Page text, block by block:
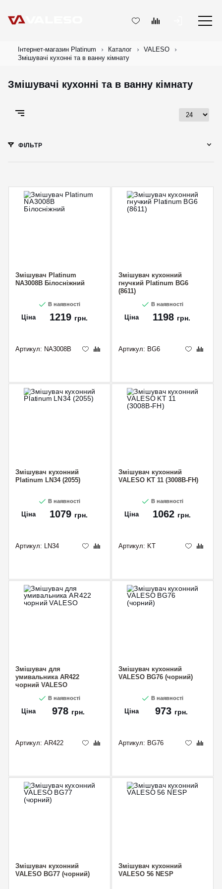
Інтернет-магазин Platinum Каталог
VALESO
Змішувачі кухонні та в ванну кімнату
Змішувачі кухонні та в ванну кімнату
ФІЛЬТР
Змішувач Platinum
NА3008B Білосніжний
В наявності
Ціна 1219 грн.
Артикул: NА3008B
Змішувач кухонний
гнучкий Platinum BG6
(8611)
В наявності
Ціна 1198 грн.
Артикул: BG6
Змішувач кухонний
Platinum LN34 (2055)
В наявності
Ціна 1079 грн.
Артикул: LN34
Змішувач кухонний
VALESO KT 11 (3008B-FH)
В наявності
Ціна 1062 грн.
Артикул: KT
Змішувач для
умивальника AR422
чорний VALESO
В наявності
Ціна 978 грн.
Артикул: AR422
Змішувач кухонний
VALESO BG76 (чорний)
В наявності
Ціна 973 грн.
Артикул: BG76
Змішувач кухонний
VALESO BG77 (чорний)
Змішувач кухонний
VALESO 56 NESP